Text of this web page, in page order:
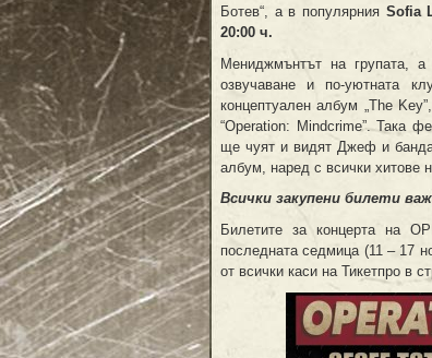
Ботев“, а в популярния Sofia
20:00 ч.
Мениджмънтът на групата,
озвучаване и по-уютната
концептуален албум „The
“Operation: Mindcrime”. Така
ще чуят и видят Джеф и
албум, наред с всички хитове
Всички закупени билети
Билетите за концерта на
последната седмица (11 – 17
от всички каси на Тикетпро в